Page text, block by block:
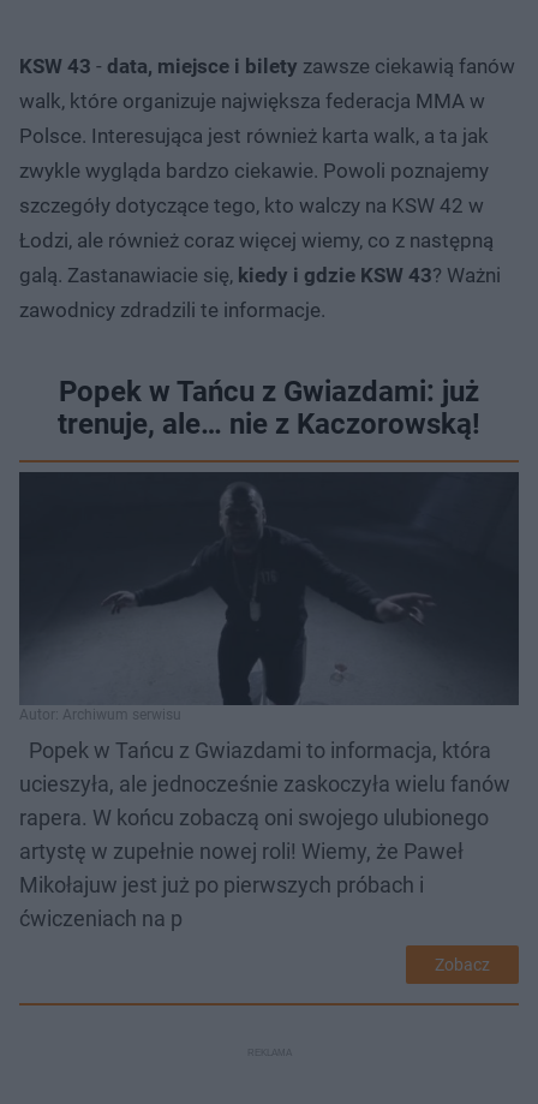
KSW 43 - data, miejsce i bilety zawsze ciekawią fanów
walk, które organizuje największa federacja MMA w
Polsce. Interesująca jest również karta walk, a ta jak
zwykle wygląda bardzo ciekawie. Powoli poznajemy
szczegóły dotyczące tego, kto walczy na KSW 42 w
Łodzi, ale również coraz więcej wiemy, co z następną
galą. Zastanawiacie się, kiedy i gdzie KSW 43? Ważni
zawodnicy zdradzili te informacje.
Popek w Tańcu z Gwiazdami: już
trenuje, ale… nie z Kaczorowską!
Autor: Archiwum serwisu
Popek w Tańcu z Gwiazdami to informacja, która
ucieszyła, ale jednocześnie zaskoczyła wielu fanów
rapera. W końcu zobaczą oni swojego ulubionego
artystę w zupełnie nowej roli! Wiemy, że Paweł
Mikołajuw jest już po pierwszych próbach i
ćwiczeniach na p
Zobacz